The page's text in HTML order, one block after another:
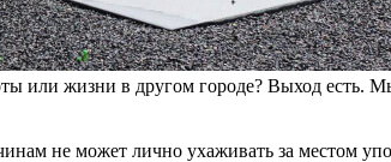
или жизни в другом городе? Выход есть.
не может лично ухаживать за местом